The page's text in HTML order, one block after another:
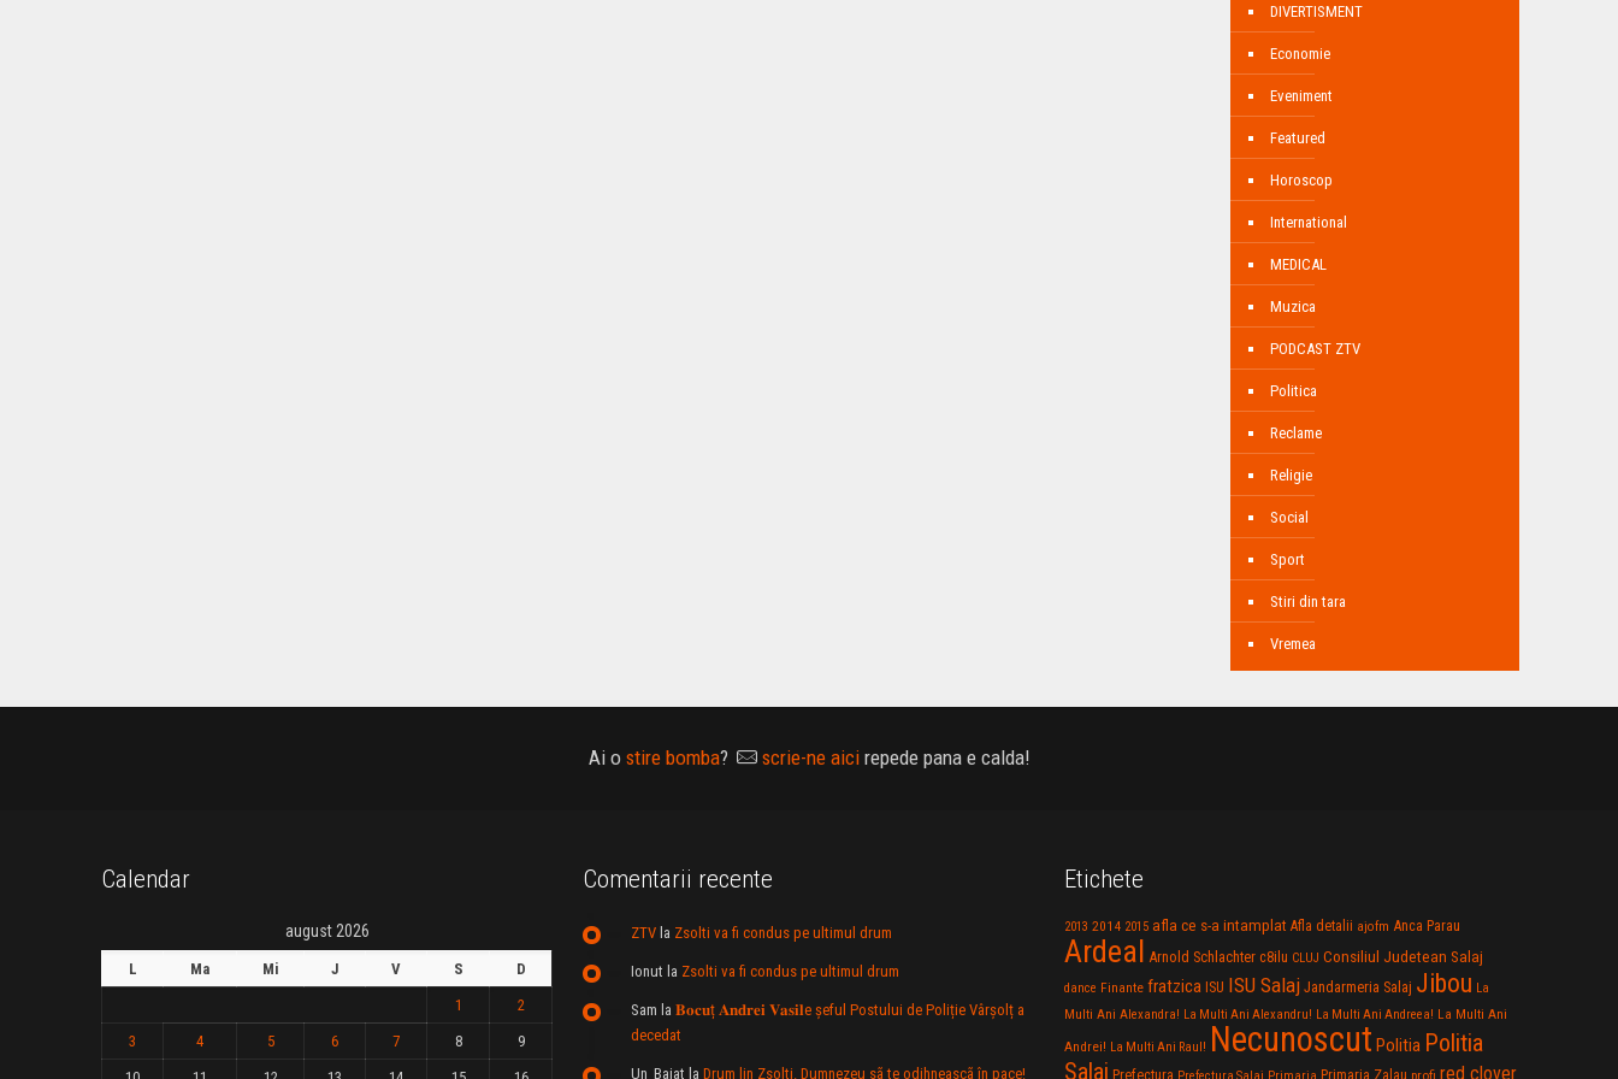
DIVERTISMENT
Economie
Eveniment
Featured
Horoscop
International
MEDICAL
Muzica
PODCAST ZTV
Politica
Reclame
Religie
Social
Sport
Stiri din tara
Vremea
Ai o stire bomba? scrie-ne aicirepede pana e calda!
Calendar
august 2026
L Ma Mi J V S
D
1
2
3
4 5 6 7 8
9
Comentarii recente
ZTVla Zsolti va fi condus pe ultimul drum
Ionut la Zsolti va fi condus pe ultimul drum
Sam la 𝐁𝐨𝐜𝐮ț 𝐀𝐧𝐝𝐫𝐞𝐢 𝐕𝐚𝐬𝐢𝐥e şeful Postului de Poliție Vârșolț a
decedat
Un_Baiat la Drum lin Zsolti. Dumnezeu sã te odihneascã în pace!
Etichete
2013 2014 2015 afla ce s-a intamplat Afla detalii ajofm Anca Parau
Ardeal Arnold Schlachter c8ilu CLUJ Consiliul Judetean Salaj
dance Finante fratzica ISU ISU Salaj Jandarmeria Salaj Jibou La
Multi Ani Alexandra! La Multi Ani Alexandru! La Multi Ani Andreea! La Multi Ani
Andrei! La Multi Ani Raul! Necunoscut Politia Politia
Salaj Prefectura Primaria Zalau profi red clover